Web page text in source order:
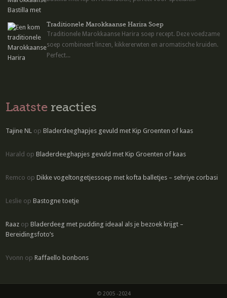
Traditionele Marokkaanse Harira Soep
Traditionele Marokkaanse Harira soep recept. Deze voedzame
soep combineert linzen, kikkererwten en aromatische kruiden.
Perfect...
Laatste reacties
Tajine NL opBladerdeeghapjes gevuld met Kip Groenten of kaas
Harald opBladerdeeghapjes gevuld met Kip Groenten of kaas
Remco opDikke vogeltongetjessoep met kofta balletjes – sehriye corbasi
Leslie opBastogne toetje
Raaz opBladerdeeg met pudding ideaal als je bezoek krijgt –
Bereidingsfoto’s
Yvonn opRaffaello bonbons
© 2005 -2024